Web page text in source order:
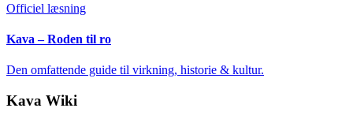
Officiel læsning
Kava – Roden til ro
Den omfattende guide til virkning, historie & kultur.
Kava Wiki